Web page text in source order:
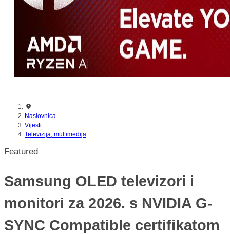
Naslovnica
Vijesti
Televizija, multimedija
Featured
Samsung OLED televizori i
monitori za 2026. s NVIDIA G-
SYNC Compatible certifikatom